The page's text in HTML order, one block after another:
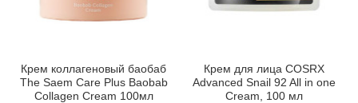
Крем коллагеновый баобаб
The Saem Care Plus Baobab
Collagen Cream 100мл
Крем для лица COSRX
Advanced Snail 92 All in one
Cream, 100 мл